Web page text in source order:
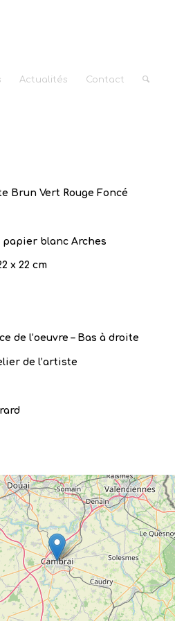
Actualités Contact
Brun Vert Rouge Foncé
papier blanc Arches
x 22 cm
de l’oeuvre – Bas à droite
de l’artiste